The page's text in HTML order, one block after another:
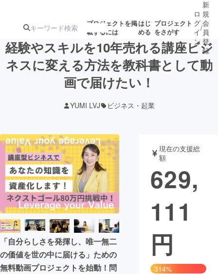
プロジェクトを掲
載するには
はじ
める
プロジェクト
をさがす
注目のリ 注目の新着プロ募集終了が近いプ
テクノロジー・ガジェット
映像・映画 書籍・雑誌
ビジネス・起業 チャレンジ
まちづくり・地域活性化
CAMPFIRE for Social Good
CAMPFIRE Creation
ロ
グ
イ
ン
/
新
規
会
員
登
録
経験やスキルを10年売れる講座ビジ
ネスに変える方法を教科書として動
画で届けたい！
YUMI LVJ ビジネス・起業
「自分らしさを発揮し、唯一無二
の価値を世の中に届ける」ための
無料動画プロジェクトを始動！問
現在の支援総
額
629,
111
円
314%